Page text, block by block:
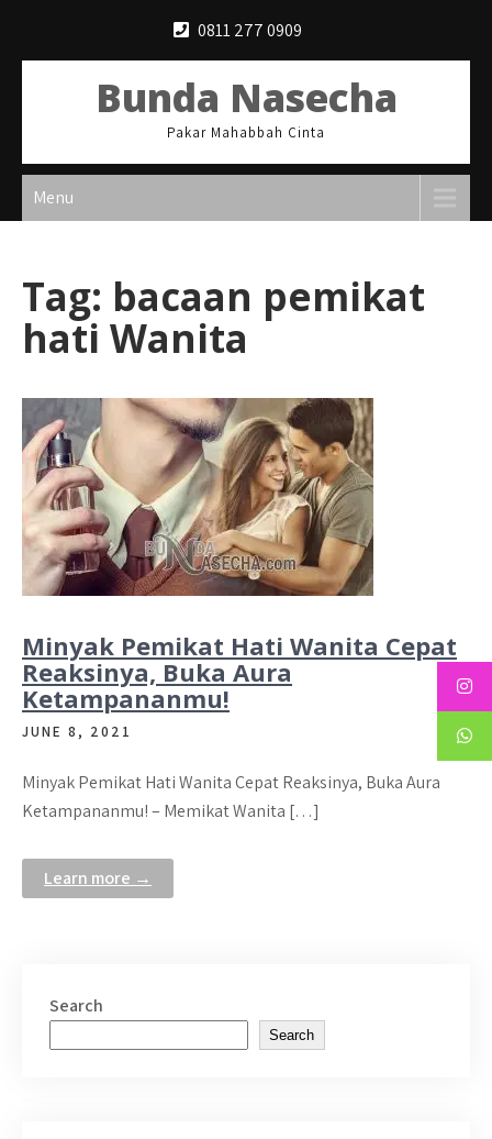
0811 277 0909
Bunda Nasecha
Pakar Mahabbah Cinta
Menu
Tag: bacaan pemikat
hati Wanita
Minyak Pemikat Hati Wanita Cepat
Reaksinya, Buka Aura
Ketampananmu!
JUNE 8, 2021
Minyak Pemikat Hati Wanita Cepat Reaksinya, Buka Aura
Ketampananmu! – Memikat Wanita […]
Learn more →
Search
Search